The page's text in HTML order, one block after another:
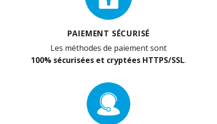
PAIEMENT SÉCURISÉ
Les méthodes de paiement sont
100% sécurisées et cryptées HTTPS/SSL.